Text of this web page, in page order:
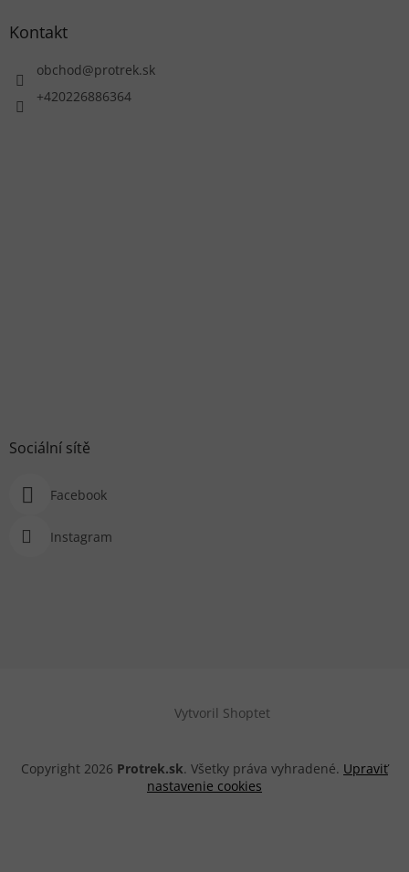
Kontakt
obchod@protrek.sk
+420226886364
Sociální sítě
Facebook
Instagram
Vytvoril Shoptet
Copyright 2026 Protrek.sk. Všetky práva vyhradené. Upraviť
nastavenie cookies